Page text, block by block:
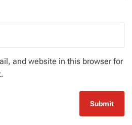
and website in this browser for